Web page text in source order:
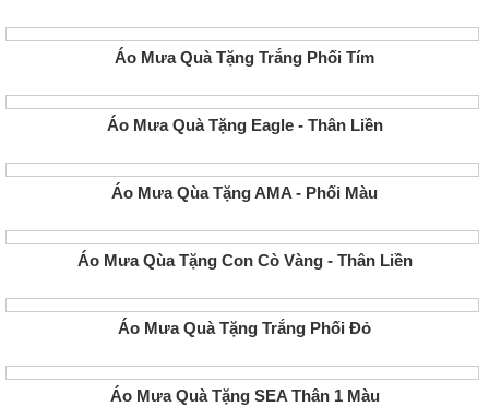
Áo Mưa Quà Tặng Trắng Phối Tím
Áo Mưa Quà Tặng Eagle - Thân Liền
Áo Mưa Qùa Tặng AMA - Phối Màu
Áo Mưa Qùa Tặng Con Cò Vàng - Thân Liền
Áo Mưa Quà Tặng Trắng Phối Đỏ
Áo Mưa Quà Tặng SEA Thân 1 Màu